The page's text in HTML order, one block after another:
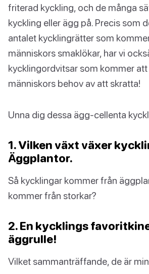
friterad kyckling, och de många
kyckling eller ägg på. Precis som
antalet kycklingrätter som
människors smaklökar, har vi
kycklingordvitsar som kommer
människors behov av att skratta!
Unna dig dessa ägg-cellenta
1. Vilken växt växer
Äggplantor.
Så kycklingar kommer från
kommer från storkar?
2. En kycklings
äggrulle!
Vilket sammanträffande, de är